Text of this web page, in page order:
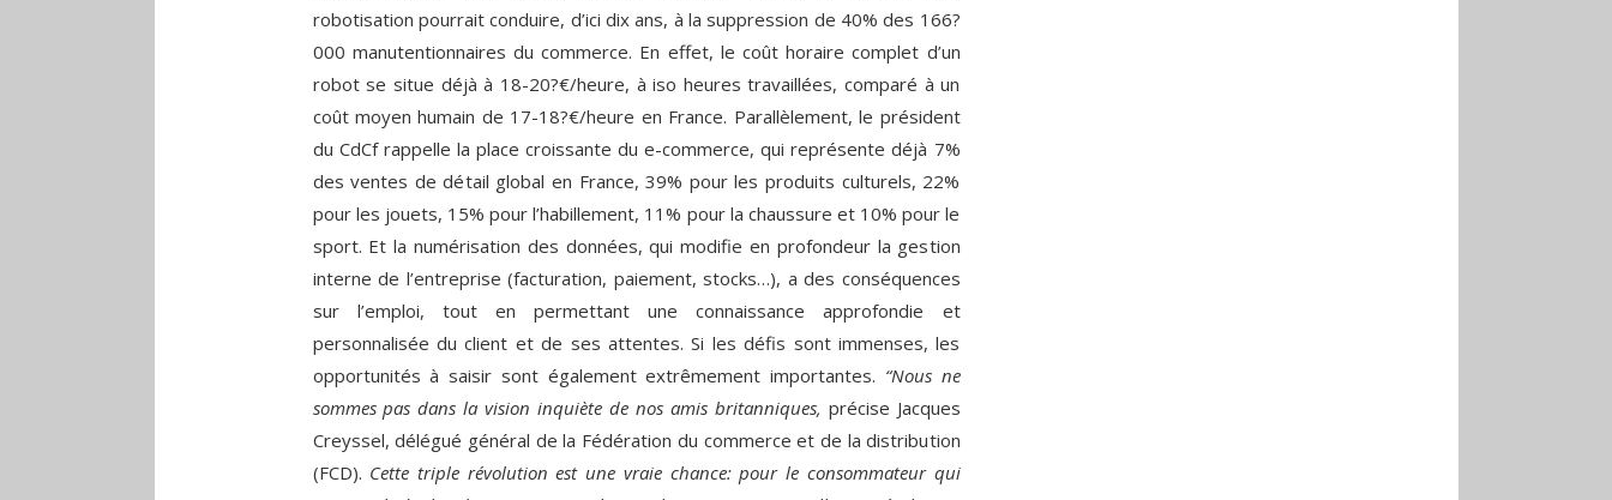
robotisation pourrait conduire, d’ici dix ans, à la suppression de 40% des 166?
000 manutentionnaires du commerce. En effet, le coût horaire complet d’un
robot se situe déjà à 18-20?€/heure, à iso heures travaillées, comparé à un
coût moyen humain de 17-18?€/heure en France. Parallèlement, le président
du CdCf rappelle la place croissante du e-commerce, qui représente déjà 7%
des ventes de détail global en France, 39% pour les produits culturels, 22%
pour les jouets, 15% pour l’habillement, 11% pour la chaussure et 10% pour le
sport. Et la numérisation des données, qui modifie en profondeur la gestion
interne de l’entreprise (facturation, paiement, stocks…), a des conséquences
sur l’emploi, tout en permettant une connaissance approfondie et
personnalisée du client et de ses attentes. Si les défis sont immenses, les
opportunités à saisir sont également extrêmement importantes. “Nous ne
sommes pas dans la vision inquiète de nos amis britanniques, précise Jacques
Creyssel, délégué général de la Fédération du commerce et de la distribution
(FCD). Cette triple révolution est une vraie chance: pour le consommateur qui